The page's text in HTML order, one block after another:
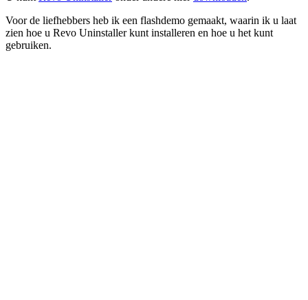
Voor de liefhebbers heb ik een flashdemo gemaakt, waarin ik u laat
zien hoe u Revo Uninstaller kunt installeren en hoe u het kunt
gebruiken.